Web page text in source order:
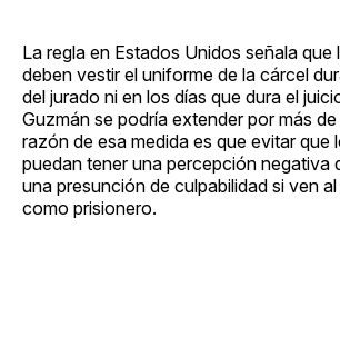
La regla en Estados Unidos señala
deben vestir el uniforme de la cárcel
del jurado ni en los días que dura el
Guzmán se podría extender por más
razón de esa medida es que evitar que
puedan tener una percepción negativa
una presunción de culpabilidad si ven
como prisionero.